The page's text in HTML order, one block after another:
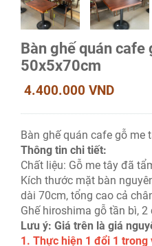
Bàn ghế quán cafe
50x5x70cm
4.400.000 VND
Bàn ghế quán cafe gỗ me
Thông tin chi tiết:
Chất liệu: Gỗ me tây đã
Kích thước mặt bàn
dài 70cm, tổng cao cả
Ghế hiroshima gỗ tần bì, 2
Lưu ý: Giá trên là giá
1. Thực hiện 1 đổi 1 trong